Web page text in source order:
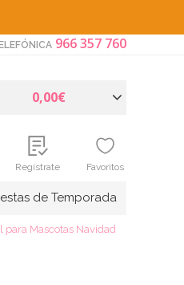
966 357 760
0,00€
Regístrate Favoritos
de Temporada
para Mascotas Navidad